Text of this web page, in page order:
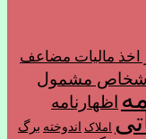
اخذ ماليات مضاعف
مشمول
اظهارنامه
املاک اندوخته برگ